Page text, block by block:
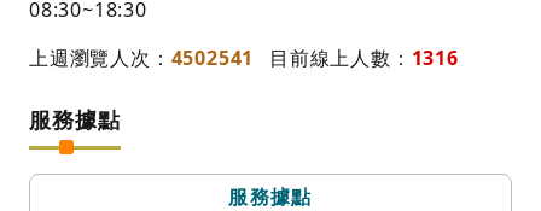
08:30~18:30
上週瀏覽人次： 4502541 目前線上人數： 1316
服務據點
服務據點